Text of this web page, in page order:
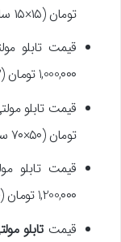
تومان (۱۵×۱۵ سانتی‌متر).
1,000,۰۰۰ تومان (۱۲×۱۲ سانتی‌متر).
تومان (۵۰×۷۰ سانتی‌متر).
1,200,۰۰۰ تومان (۱۰×۱۰ سانتی‌متر).
قیمتتابلو